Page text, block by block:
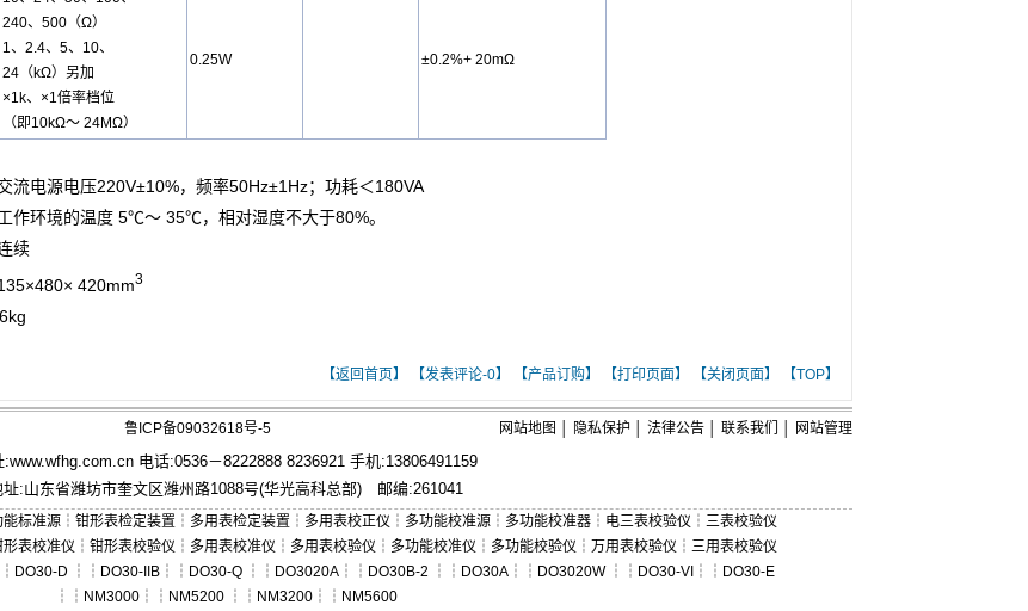
240、500（Ω）
1、2.4、5、10、
24（kΩ）另加
×1k、×1倍率档位
（即10kΩ～ 24MΩ）
0.25W ±0.2%+ 20mΩ
流电源电压220V±10%，频率50Hz±1Hz；功耗＜180VA
作环境的温度 5℃～ 35℃，相对湿度不大于80%。
续
420mm3
【返回首页】 【发表评论-0】 【产品订购】 【打印页面】 【关闭页面】 【TOP】
鲁ICP备09032618号-5 网站地图 隐私保护 法律公告 联系我们 网站管理
:www.wfhg.com.cn 电话:0536－8222888 8236921 手机:13806491159
址:山东省潍坊市奎文区潍州路1088号(华光高科总部) 邮编:261041
能标准源 ┆ 钳形表检定装置 ┆ 多用表检定装置 ┆ 多用表校正仪 ┆ 多功能校准源 ┆ 多功能校准器 ┆ 电三表校验仪 ┆ 三表校验仪
形表校准仪 ┆ 钳形表校验仪 ┆ 多用表校准仪 ┆ 多用表校验仪 ┆ 多功能校准仪 ┆ 多功能校验仪 ┆ 万用表校验仪 ┆ 三用表校验仪
DO30-D ┆┆ DO30-IIB ┆┆ DO30-Q ┆┆ DO3020A ┆┆ DO30B-2 ┆┆ DO30A ┆┆ DO3020W┆┆ DO30-VI ┆┆ DO30-E
┆┆ NM3000┆┆ NM5200┆┆ NM3200┆┆ NM5600